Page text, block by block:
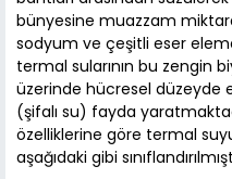
bünyesine muazzam
sodyum ve çeşitli eser
termal sularının bu zengin
üzerinde hücresel düzeyde
(şifalı su) fayda
özelliklerine göre termal
aşağıdaki gibi